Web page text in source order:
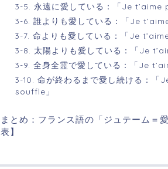
3-5. 永遠に愛している：「Je t’aime
3-6. 誰よりも愛している：「Je
3-7. 命よりも愛している：「Je
3-8. 太陽よりも愛している：「Je
3-9. 全身全霊で愛している：「Je
3-10. 命が終わるまで愛し続ける：
souffle」
まとめ：フランス語の「ジュテーム＝
表】